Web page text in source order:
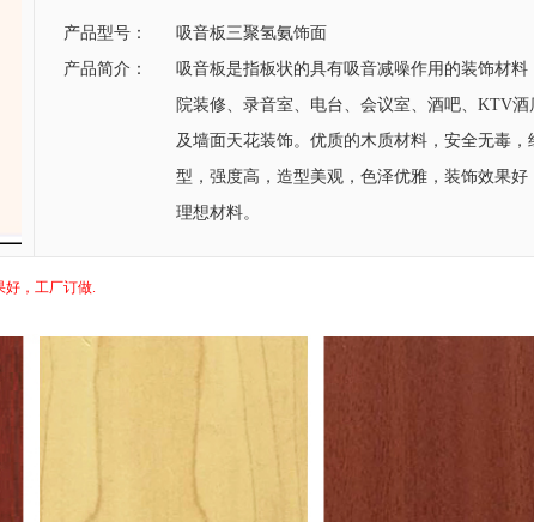
产品型号：
吸音板三聚氢氨饰面
产品简介：
吸音板是指板状的具有吸音减噪作用的装饰材
院装修、录音室、电台、会议室、酒吧、KTV
及墙面天花装饰。优质的木质材料，安全无毒
型，强度高，造型美观，色泽优雅，装饰效果
理想材料。
好，工厂订做.